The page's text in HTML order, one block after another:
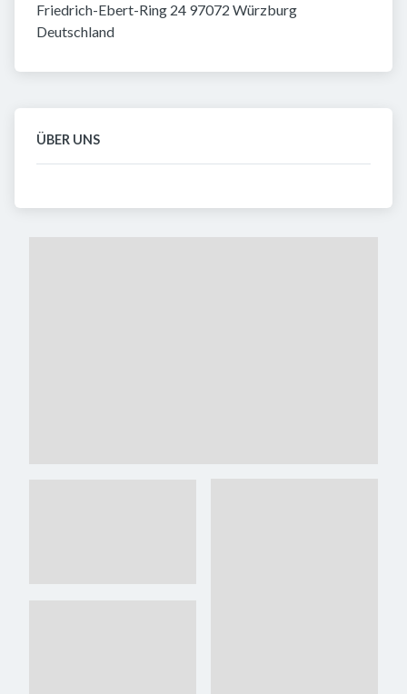
Friedrich-Ebert-Ring 24 97072 Würzburg
Deutschland
ÜBER UNS